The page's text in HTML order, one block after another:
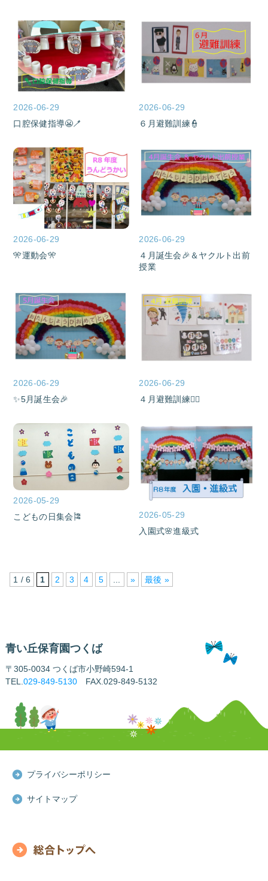
2026-06-29
口腔保健指導😬🪥
2026-06-29
６月避難訓練👮
2026-06-29
🎌運動会🎌
2026-06-29
４月誕生会🎉＆ヤクルト出前
授業
2026-06-29
✨5月誕生会🎉
2026-06-29
４月避難訓練💁‍♀️
2026-05-29
こどもの日集会🎏
2026-05-29
入園式🌸進級式
1 / 6 1 2 3 4 5 ... » 最後 »
青い丘保育園つくば
〒305-0034 つくば市小野崎594-1
TEL.029-849-5130 FAX.029-849-5132
プライバシーポリシー
サイトマップ